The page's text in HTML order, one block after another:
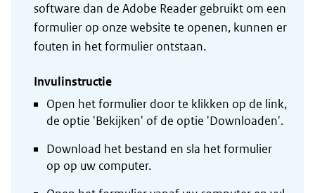
software dan de Adobe Reader gebruikt om een
formulier op onze website te openen, kunnen er
fouten in het formulier ontstaan.
Invulinstructie
Open het formulier door te klikken op de link,
de optie 'Bekijken' of de optie 'Downloaden'.
Download het bestand en sla het formulier
op op uw computer.